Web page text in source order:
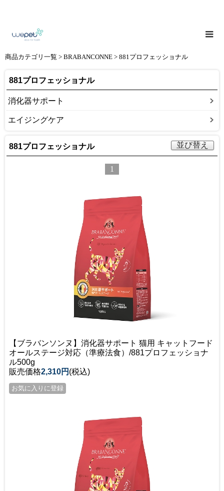
商品カテゴリ一覧 > BRABANCONNE > 881プロフェッショナル
881プロフェッショナル
消化器サポート
エイジングケア
並び替え
881プロフェッショナル
1
【ブラバンソンヌ】消化器サポート 猫用 キャットフード
オールステージ対応（準療法食）/881プロフェッショナ
ル500g
販売価格2,310円 (税込)